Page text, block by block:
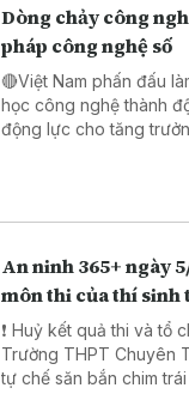
Dòng chảy công
pháp công nghệ số
🔴Việt Nam phấn đấu
học công nghệ thành
động lực cho tăng trưởng kinh tế 🔴 Tạo đột phá cho
An ninh 365+ ngày
môn thi của thí sinh
❗ Huỷ kết quả thi và tổ
Trường THPT Chuyên Tuyên Quang ❗ Điều tra
tự chế săn bắn chim trái phép ❗ Phát hiện xe khách chở hơn